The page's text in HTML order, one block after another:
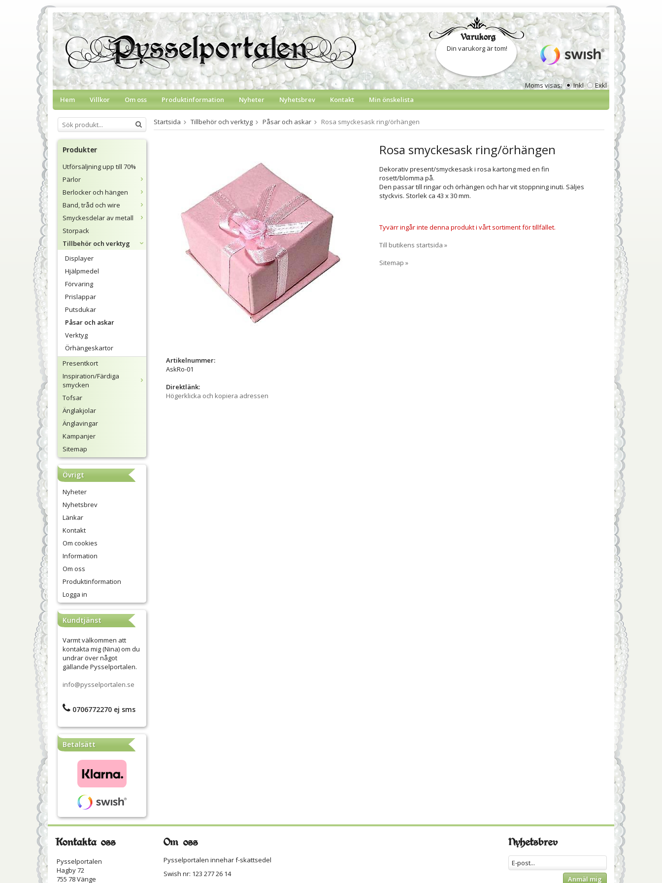
Moms visas: Inkl Exkl
Varukorg
Din varukorg är tom!
Hem Villkor Om oss Produktinformation Nyheter Nyhetsbrev Kontakt Min önskelista
Produkter
Utförsäljning upp till 70%
Pärlor
Berlocker och hängen
Band, tråd och wire
Smyckesdelar av metall
Storpack
Tillbehör och verktyg
Displayer
Hjälpmedel
Förvaring
Prislappar
Putsdukar
Påsar och askar
Verktyg
Örhängeskartor
Presentkort
Inspiration/Färdiga
smycken
Tofsar
Änglakjolar
Änglavingar
Kampanjer
Sitemap
Övrigt
Nyheter
Nyhetsbrev
Länkar
Kontakt
Om cookies
Information
Om oss
Produktinformation
Logga in
Kundtjänst
Varmt välkommen att
kontakta mig (Nina) om du
undrar över något
gällande Pysselportalen.
info@pysselportalen.se
0706772270 ej sms
Betalsätt
Startsida Tillbehör och verktyg Påsar och askar Rosa smyckesask ring/örhängen
Rosa smyckesask ring/örhängen
Dekorativ present/smyckesask i rosa kartong med en fin
rosett/blomma på.
Den passar till ringar och örhängen och har vit stoppning inuti. Säljes
styckvis. Storlek ca 43 x 30 mm.
Tyvärr ingår inte denna produkt i vårt sortiment för tillfället.
Till butikens startsida »
Sitemap »
Artikelnummer:
AskRo-01
Direktlänk:
Högerklicka och kopiera adressen
Kontakta oss
Pysselportalen
Hagby 72
755 78 Vänge
Nyhetsbrev
Anmäl mig
Om oss
Pysselportalen innehar f-skattsedel
Swish nr: 123 277 26 14